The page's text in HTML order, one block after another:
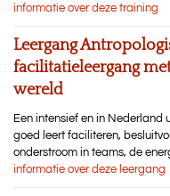
informatie over deze training
Leergang
facilitatieleergang
wereld
Een intensief en in
goed leert faciliteren,
onderstroom in teams, de
informatie over deze leergang